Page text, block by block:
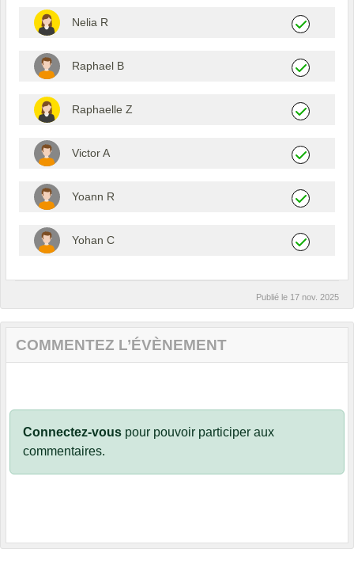
Nelia R
Raphael B
Raphaelle Z
Victor A
Yoann R
Yohan C
Publié le 17 nov. 2025
COMMENTEZ L’ÉVÈNEMENT
Connectez-vous pour pouvoir participer aux
commentaires.